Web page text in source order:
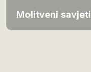
Molitveni savjeti